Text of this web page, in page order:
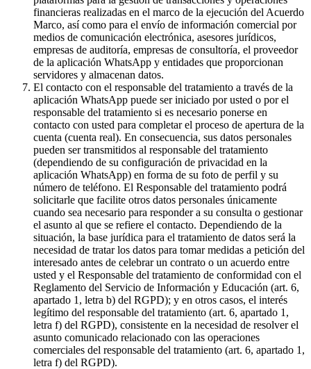
financieras realizadas en el marco de la ejecución del Acuerdo
Marco, así como para el envío de información comercial por
medios de comunicación electrónica, asesores jurídicos,
empresas de auditoría, empresas de consultoría, el proveedor
de la aplicación WhatsApp y entidades que proporcionan
servidores y almacenan datos.
El contacto con el responsable del tratamiento a través de la
aplicación WhatsApp puede ser iniciado por usted o por el
responsable del tratamiento si es necesario ponerse en
contacto con usted para completar el proceso de apertura de la
cuenta (cuenta real). En consecuencia, sus datos personales
pueden ser transmitidos al responsable del tratamiento
(dependiendo de su configuración de privacidad en la
aplicación WhatsApp) en forma de su foto de perfil y su
número de teléfono. El Responsable del tratamiento podrá
solicitarle que facilite otros datos personales únicamente
cuando sea necesario para responder a su consulta o gestionar
el asunto al que se refiere el contacto. Dependiendo de la
situación, la base jurídica para el tratamiento de datos será la
necesidad de tratar los datos para tomar medidas a petición del
interesado antes de celebrar un contrato o un acuerdo entre
usted y el Responsable del tratamiento de conformidad con el
Reglamento del Servicio de Información y Educación (art. 6,
apartado 1, letra b) del RGPD); y en otros casos, el interés
legítimo del responsable del tratamiento (art. 6, apartado 1,
letra f) del RGPD), consistente en la necesidad de resolver el
asunto comunicado relacionado con las operaciones
comerciales del responsable del tratamiento (art. 6, apartado 1,
letra f) del RGPD).